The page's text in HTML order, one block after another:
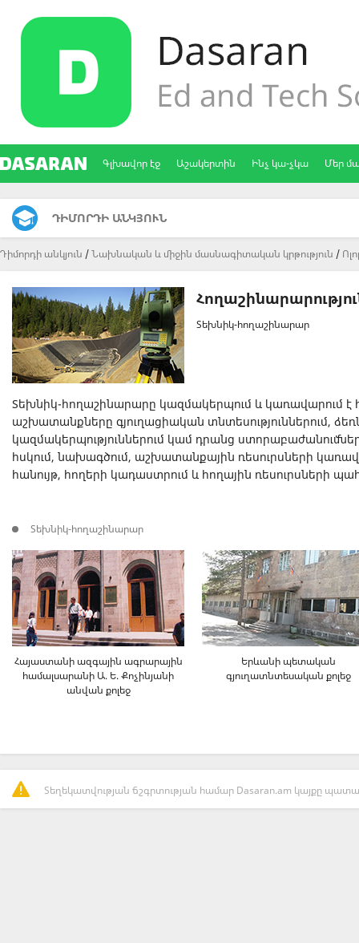
Գլխավոր էջ Աշակերտին Ինչ կա-չկա Մեր
ԴԻՄՈՐԴԻ ԱՆԿՅՈՒՆ
Դիմորդի անկյուն Նախնական և միջին մասնագիտական կրթություն
Տեխնիկ-հողաշինարար
Տեխնիկ-հողաշինարարը կազմակերպում և կառավարում
աշխատանքները գյուղացիական տնտեսություններում,
կազմակերպություններում կամ դրանց
հսկում, նախագծում, աշխատանքային ռեսուրսների
հանույթ, հողերի կադաստրում և հողային ռեսուրսների
Տեխնիկ-հողաշինարար
Հայաստանի ազգային ագրարային
համալսարանի Ա. Ե. Քոչինյանի
անվան քոլեջ
Երևանի պետական
գյուղատնտեսական քոլեջ
Տեղեկատվության ճշգրտության համար Dasaran.am կայքը